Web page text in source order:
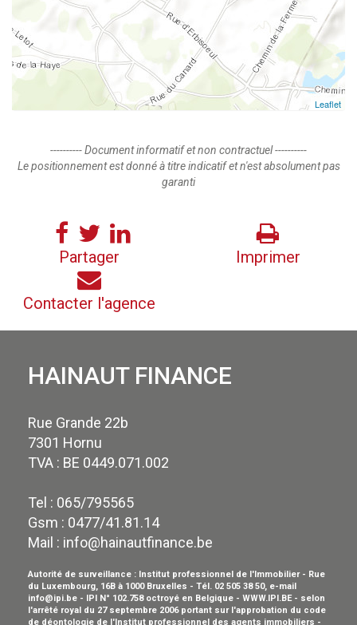
Leaflet
---------- Document informatif et non contractuel ----------
Le positionnement est donné à titre indicatif et n'est absolument pas
garanti
Partager Imprimer
Contacter l'agence
HAINAUT FINANCE
Rue Grande 22b
7301 Hornu
TVA : BE 0449.071.002
Tel : 065/795565
Gsm : 0477/41.81.14
Mail : info@hainautfinance.be
Autorité de surveillance : Institut professionnel de l'Immobilier - Rue
du Luxembourg, 16B à 1000 Bruxelles - Tél. 02 505 38 50, e-mail
info@ipi.be - IPI N° 102.758 octroyé en Belgique - WWW.IPI.BE - selon
l'arrêté royal du 27 septembre 2006 portant sur l'approbation du code
de déontologie de l'Institut professionnel des agents immobiliers -